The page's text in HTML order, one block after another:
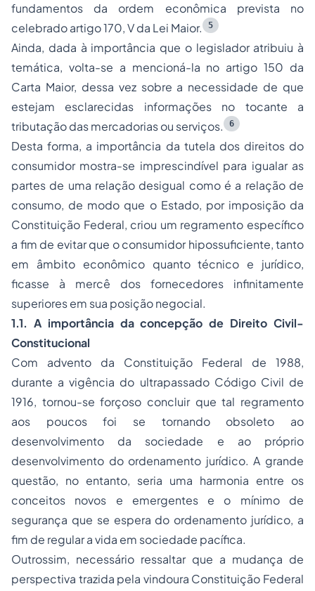
fundamentos da ordem econômica prevista no
celebrado artigo 170, V da Lei Maior.
5
Ainda, dada à importância que o legislador atribuiu à
temática, volta-se a mencioná-la no artigo 150 da
Carta Maior, dessa vez sobre a necessidade de que
estejam esclarecidas informações no tocante a
tributação das mercadorias ou serviços.
6
Desta forma, a importância da tutela dos direitos do
consumidor mostra-se imprescindível para igualar as
partes de uma relação desigual como é a relação de
consumo, de modo que o Estado, por imposição da
Constituição Federal, criou um regramento específico
a fim de evitar que o consumidor hipossuficiente, tanto
em âmbito econômico quanto técnico e jurídico,
ficasse à mercê dos fornecedores infinitamente
superiores em sua posição negocial.
1.1. A importância da concepção de Direito Civil-
Constitucional
Com advento da Constituição Federal de 1988,
durante a vigência do ultrapassado Código Civil de
1916, tornou-se forçoso concluir que tal regramento
aos poucos foi se tornando obsoleto ao
desenvolvimento da sociedade e ao próprio
desenvolvimento do ordenamento jurídico. A grande
questão, no entanto, seria uma harmonia entre os
conceitos novos e emergentes e o mínimo de
segurança que se espera do ordenamento jurídico, a
fim de regular a vida em sociedade pacífica.
Outrossim, necessário ressaltar que a mudança de
perspectiva trazida pela vindoura Constituição Federal